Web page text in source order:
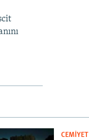
CEMİYET